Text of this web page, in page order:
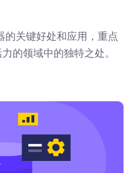
的关键好处和应用，重点
的领域中的独特之处。